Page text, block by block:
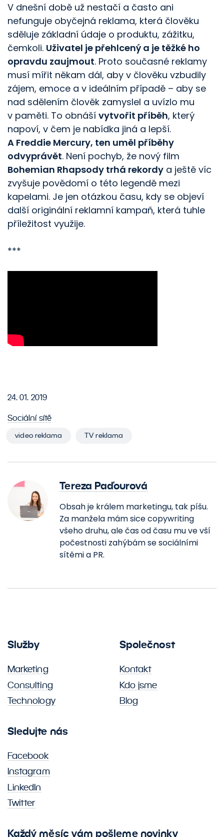
V dnešní době už nestačí a často ani
nefunguje obyčejná reklama, která člověku
sděluje základní údaje o produktu, zážitku,
čemkoli. Uživatel je přehlcený a je těžké ho
opravdu zaujmout. Proto současné reklamy
musí mířit někam dál, aby v člověku vzbudily
zájem, emoce a v ideálním případě – aby se
nad sdělením člověk zamyslel a uvízlo mu
v paměti. To obnáší vytvořit příběh, který
napoví, v čem je nabídka jiná a lepší.
A Freddie Mercury, ten uměl příběhy
odvyprávět. Není pochyb, že nový film
Bohemian Rhapsody trhá rekordy a ještě víc
zvyšuje povědomí o této legendě mezi
kapelami. Je jen otázkou času, kdy se objeví
další originální reklamní kampaň, která tuhle
příležitost využije.
***
Sociální sítě
video reklama TV reklama
24. 01. 2019
Tereza Paďourová
Obsah je králem marketingu, tak píšu.
Za manžela mám sice copywriting
všeho druhu, ale čas od času mu ve vší
počestnosti zahýbám se sociálními
sítěmi a PR.
Služby
Marketing
Consulting
Technology
Společnost
Kontakt
Kdo jsme
Blog
Sledujte nás
Facebook
Instagram
LinkedIn
Twitter
Každý měsíc vám pošleme novinky